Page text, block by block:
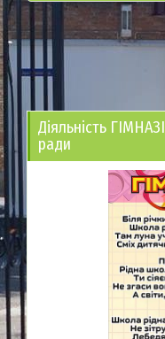
Діяльність
ради